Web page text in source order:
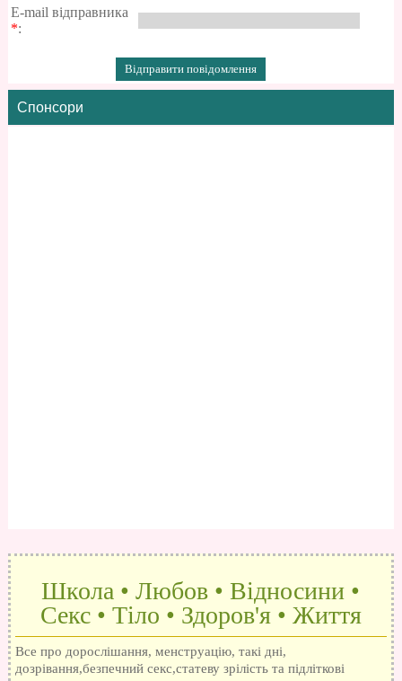
E-mail відправника
*:
Спонсори
Школа • Любов • Відносини •
Секс • Тіло • Здоров'я • Життя
Все про дорослішання, менструацію, такі дні,
дозрівання,безпечний секс,статеву зрілість та підліткові